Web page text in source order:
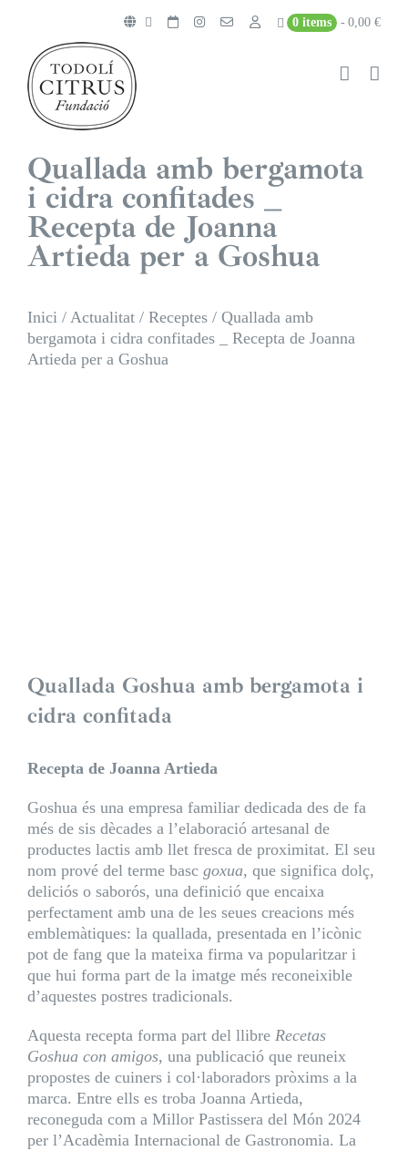
content
0 items 0,00 €
Quallada amb bergamota
i cidra confitades _
Recepta de Joanna
Artieda per a Goshua
Inici / Actualitat / Receptes / Quallada amb
bergamota i cidra confitades _ Recepta de Joanna
Artieda per a Goshua
Quallada Goshua amb bergamota i
cidra confitada
Recepta de Joanna Artieda
Goshua és una empresa familiar dedicada des de fa
més de sis dècades a l’elaboració artesanal de
productes lactis amb llet fresca de proximitat. El seu
nom prové del terme basc goxua, que significa dolç,
deliciós o saborós, una definició que encaixa
perfectament amb una de les seues creacions més
emblemàtiques: la quallada, presentada en l’icònic
pot de fang que la mateixa firma va popularitzar i
que hui forma part de la imatge més reconeixible
d’aquestes postres tradicionals.
Aquesta recepta forma part del llibre Recetas
Goshua con amigos, una publicació que reuneix
propostes de cuiners i col·laboradors pròxims a la
marca. Entre ells es troba Joanna Artieda,
reconeguda com a Millor Pastissera del Món 2024
per l’Acadèmia Internacional de Gastronomia. La